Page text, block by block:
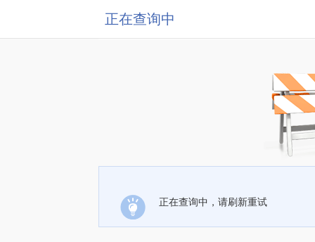
正在查询中
正在查询中，请刷新重试